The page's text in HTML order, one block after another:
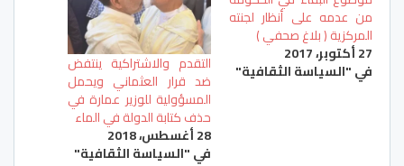
من عدمه على أنظار لجنته
المركزية ( بلاغ صحفي )
27 أكتوبر، 2017
في "السياسة الثقافية" التقدم والاشتراكية ينتفض
ضد قرار العثماني ويحمل
المسؤولية للوزير عمارة في
حذف كتابة الدولة في الماء
28 أغسطس، 2018
في "السياسة الثقافية"